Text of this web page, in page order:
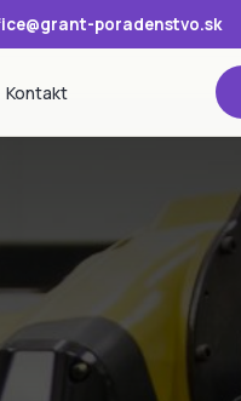
poradenstvo.sk
Kontakt